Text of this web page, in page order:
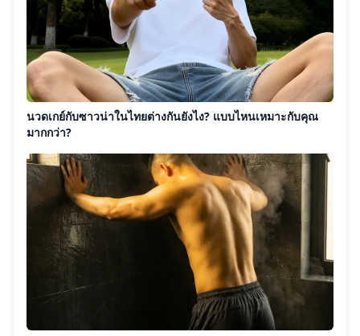
นวดเกย์กับซาวน่าในไทยต่างกันยังไง? แบบไหนเหมาะกับคุณ
มากกว่า?